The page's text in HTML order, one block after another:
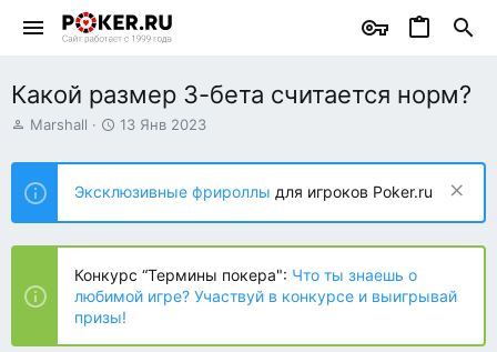
Какой размер 3-бета считается норм?
А
т
о
р
т
е
ы
Marshall
Д
т
н
а
ч
л
а
13 Янв 2023
Эксклюзивные фрироллы для игроков Poker.ru
Конкурс “Термины покера": Что ты знаешь о
любимой игре? Участвуй в конкурсе и выигрывай
призы!